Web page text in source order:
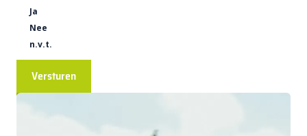
Ja
Nee
n.v.t.